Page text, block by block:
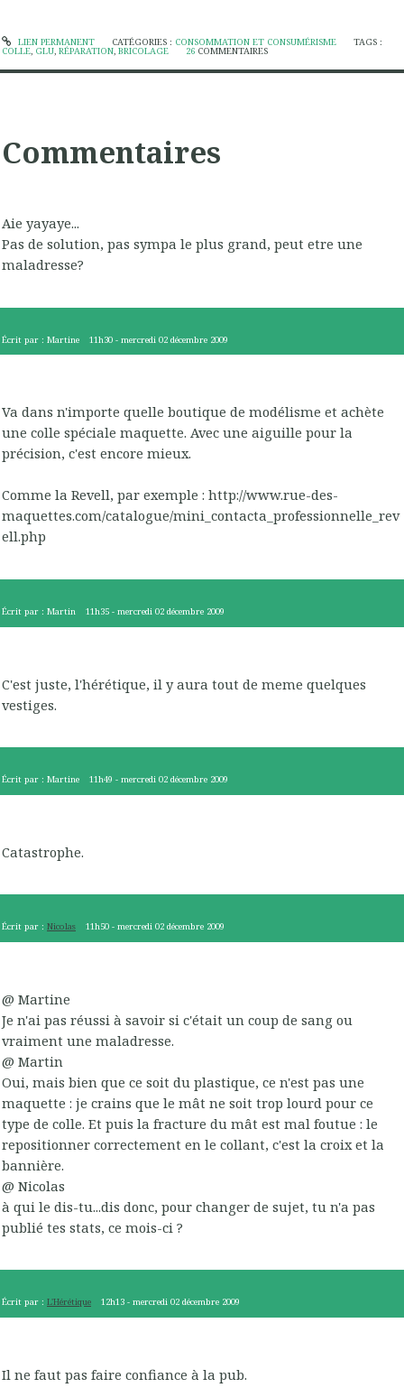
LIEN PERMANENT CATÉGORIES : CONSOMMATION ET CONSUMÉRISME TAGS :
COLLE, GLU, RÉPARATION, BRICOLAGE 26 COMMENTAIRES
Commentaires
Aie yayaye...
Pas de solution, pas sympa le plus grand, peut etre une
maladresse?
Écrit par : Martine 11h30 -mercredi 02 décembre 2009
Va dans n'importe quelle boutique de modélisme et achète
une colle spéciale maquette. Avec une aiguille pour la
précision, c'est encore mieux.
Comme la Revell, par exemple : http://www.rue-des-
maquettes.com/catalogue/mini_contacta_professionnelle_rev
ell.php
Écrit par : Martin 11h35 -mercredi 02 décembre 2009
C'est juste, l'hérétique, il y aura tout de meme quelques
vestiges.
Écrit par : Martine 11h49 -mercredi 02 décembre 2009
Catastrophe.
Écrit par : Nicolas 11h50 -mercredi 02 décembre 2009
@ Martine
Je n'ai pas réussi à savoir si c'était un coup de sang ou
vraiment une maladresse.
@ Martin
Oui, mais bien que ce soit du plastique, ce n'est pas une
maquette : je crains que le mât ne soit trop lourd pour ce
type de colle. Et puis la fracture du mât est mal foutue : le
repositionner correctement en le collant, c'est la croix et la
bannière.
@ Nicolas
à qui le dis-tu...dis donc, pour changer de sujet, tu n'a pas
publié tes stats, ce mois-ci ?
Écrit par : L'Hérétique 12h13 -mercredi 02 décembre 2009
Il ne faut pas faire confiance à la pub.